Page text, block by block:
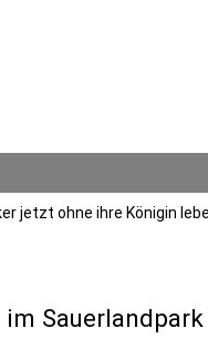
jetzt ohne ihre Königin
Sauerlandpark